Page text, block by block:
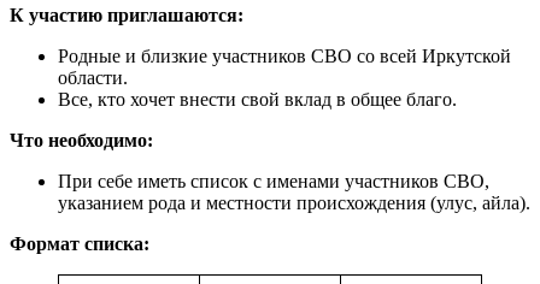
К участию приглашаются:
Родные и близкие участников СВО со всей Иркутской
области.
Все, кто хочет внести свой вклад в общее благо.
Что необходимо:
При себе иметь список с именами участников СВО,
указанием рода и местности происхождения (улус, айла).
Формат списка: